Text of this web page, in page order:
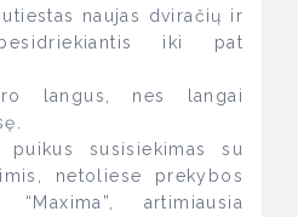
naujas dviračių ir
iki pat
langus, nes langai
puikus susisiekimas su
netoliese prekybos
artimiausia